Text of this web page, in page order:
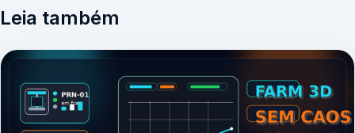
Leia também